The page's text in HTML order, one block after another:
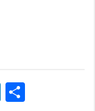
LinkedIn